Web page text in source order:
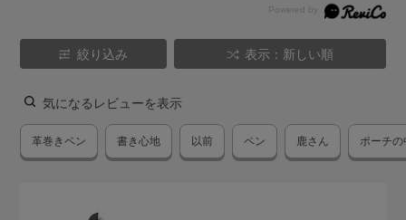
絞り込み 表示：新しい順
気になるレビューを表示
革巻きペン 書き心地 以前 ペン 鹿さん ポーチの